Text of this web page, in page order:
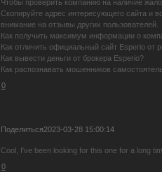
Чтобы проверить компанию на наличие
Скопируйте адрес интересующего сайта и
внимание на отзывы других пользователей.
Как получить максимум информации о
Как отличить официальный сайт Esperio от
Как вывести деньги от брокера Esperio?
Как распознавать мошенников
0
Поделиться2023-03-28 15:00:14
Cool, I've been looking for this one for a long
0